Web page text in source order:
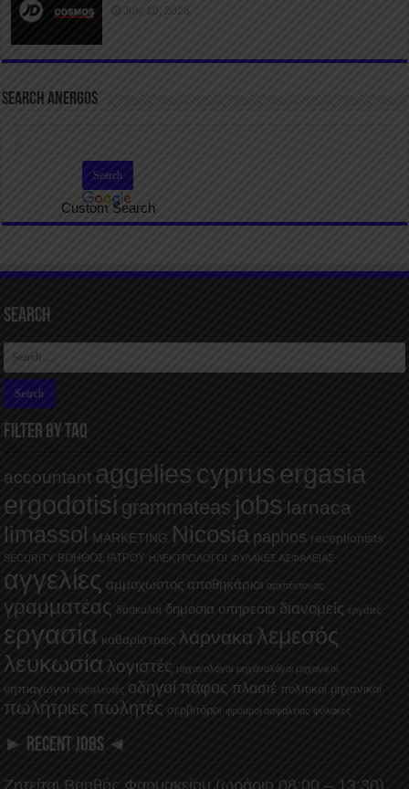
July 10, 2026
SEARCH ANERGOS
Custom Search
Search
FILTER BY TAQ
accountant aggelies cyprus ergasia
ergodotisi grammateas jobs larnaca
limassol MARKETING Nicosia paphos receptionists
SECURITY ΒΟΗΘΟΣ ΙΑΤΡΟΥ ΗΛΕΚΤΡΟΛΟΓΟΙ ΦΥΛΑΚΕΣ ΑΣΦΑΛΕΙΑΣ
αγγελίες αμμόχωστος αποθηκάριοι αρχιτέκτονας
γραμματέας δάσκαλοι δημόσια υπηρεσία διανομείς εργάτες
εργασία καθαρίστριες λάρνακα λεμεσός
λευκωσία λογιστές μηχανολόγοι μηχανολόγοι μηχανικοί
νηπιαγωγοί νοσηλευτές οδηγοί πάφος πλασιέ πολιτικοί μηχανικοί
πωλήτριες πωλητές σερβιτόροι φρουροί ασφαλείας φύλακες
► RECENT JOBS ◄